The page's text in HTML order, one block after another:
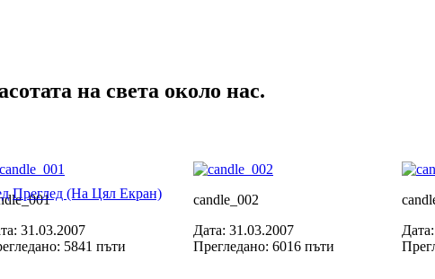
на света около нас.
31.03.2007
5841 пъти
candle_002
Дата: 31.03.2007
Прегледано: 6016 пъти
Преглед (На Цял Екран)